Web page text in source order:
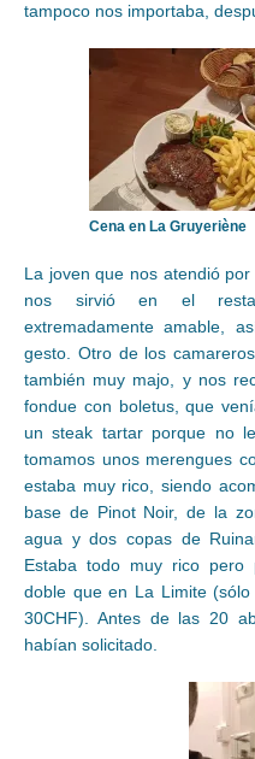
tampoco nos importaba,
Cena en La Gruyeriène
La joven que nos atendió
nos sirvió en el
extremadamente amable,
gesto. Otro de los
también muy majo, y nos
fondue con boletus, que
un steak tartar porque no
tomamos unos merengues
estaba muy rico, siendo
base de Pinot Noir, de la
agua y dos copas de
Estaba todo muy rico pero
doble que en La Limite
30CHF). Antes de las 20
habían solicitado.